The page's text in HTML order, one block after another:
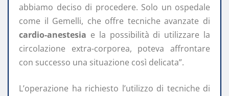
abbiamo deciso di procedere. Solo un ospedale
come il Gemelli, che offre tecniche avanzate di
cardio-anestesia e la possibilità di utilizzare la
circolazione extra-corporea, poteva affrontare
con successo una situazione così delicata”.
L’operazione ha richiesto l’utilizzo di tecniche di